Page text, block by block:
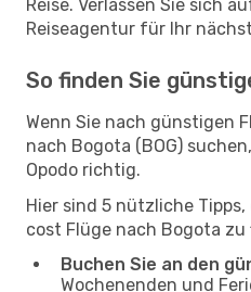
Reise. Verlassen Sie sich
Reiseagentur für Ihr
So finden Sie
Wenn Sie nach günstigen
nach Bogota (BOG)
Opodo richtig.
Hier sind 5 nützliche
cost Flüge nach Bogota zu
Buchen Sie an den
Wochenenden und